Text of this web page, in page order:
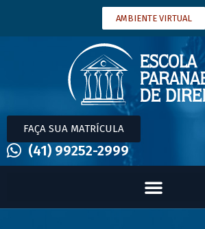
AMBIENTE VIRTUAL
FAÇA SUA MATRÍCULA
(41) 99252-2999